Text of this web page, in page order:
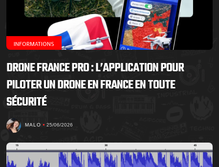
INFORMATIONS
DRONE FRANCE PRO : L’APPLICATION POUR
PILOTER UN DRONE EN FRANCE EN TOUTE
SÉCURITÉ
MALO 25/06/2026